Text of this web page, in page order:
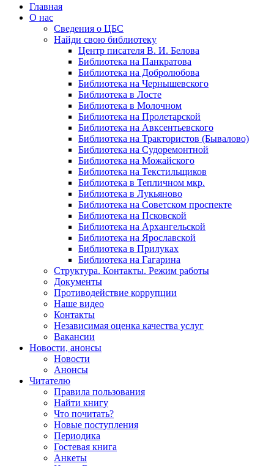
Главная
О нас
Сведения о ЦБС
Найди свою библиотеку
Центр писателя В. И. Белова
Библиотека на Панкратова
Библиотека на Добролюбова
Библиотека на Чернышевского
Библиотека в Лосте
Библиотека в Молочном
Библиотека на Пролетарской
Библиотека на Авксентьевского
Библиотека на Трактористов (Бывалово)
Библиотека на Судоремонтной
Библиотека на Можайского
Библиотека на Текстильщиков
Библиотека в Тепличном мкр.
Библиотека в Лукьяново
Библиотека на Советском проспекте
Библиотека на Псковской
Библиотека на Архангельской
Библиотека на Ярославской
Библиотека в Прилуках
Библиотека на Гагарина
Структура. Контакты. Режим работы
Документы
Противодействие коррупции
Наше видео
Контакты
Независимая оценка качества услуг
Вакансии
Новости, анонсы
Новости
Анонсы
Читателю
Правила пользования
Найти книгу
Что почитать?
Новые поступления
Периодика
Гостевая книга
Анкеты